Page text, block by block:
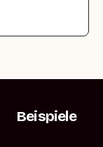
Beispiele